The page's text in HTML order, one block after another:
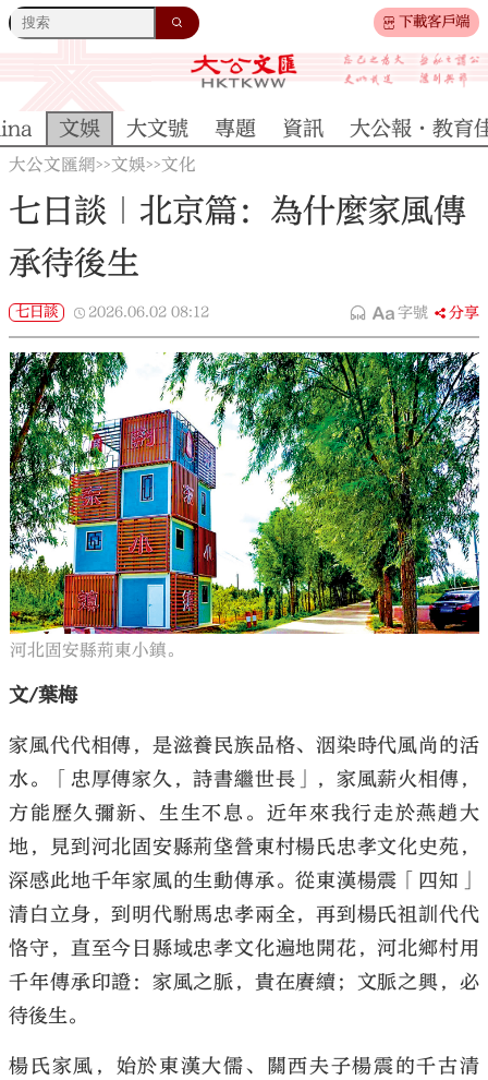
下載客戶端
大公文匯
文娛 大文號 專題 資訊 大公報·教育
大公文匯網>>文娛>>文化
七日談｜北京篇：為什麼家風傳
承待後生
七日談 2026.06.02 08:12 字號 分享
河北固安縣荊東小鎮。
文/葉梅
家風代代相傳，是滋養民族品格、洇染時代風尚的活
水。「忠厚傳家久，詩書繼世長」，家風薪火相傳，
方能歷久彌新、生生不息。近年來我行走於燕趙大
地，見到河北固安縣荊垡營東村楊氏忠孝文化史苑，
深感此地千年家風的生動傳承。從東漢楊震「四知」
清白立身，到明代駙馬忠孝兩全，再到楊氏祖訓代代
恪守，直至今日縣域忠孝文化遍地開花，河北鄉村用
千年傳承印證：家風之脈，貴在賡續；文脈之興，必
待後生。
楊氏家風，始於東漢大儒、關西夫子楊震的千古清